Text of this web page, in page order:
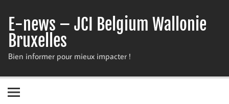
content
E-news – JCI Belgium Wallonie
Bruxelles
Bien informer pour mieux impacter !